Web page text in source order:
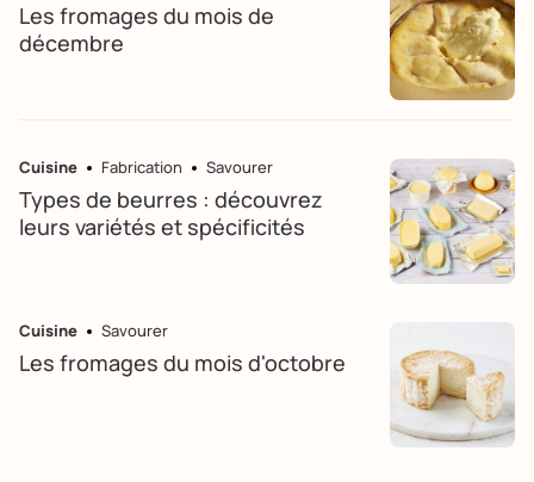
Les fromages du mois de
décembre
Cuisine Fabrication Savourer
Types de beurres : découvrez
leurs variétés et spécificités
Cuisine Savourer
Les fromages du mois d'octobre